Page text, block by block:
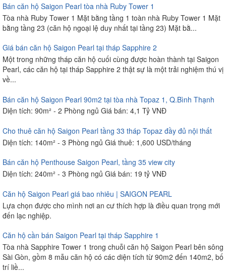
Bán căn hộ Saigon Pearl tòa nhà Ruby Tower 1
Tòa nhà Ruby Tower 1 Mặt bằng tầng 1 toàn nhà Ruby Tower 1 Mặt
bằng tầng 23 (căn hộ ngoại lệ duy nhất tại tầng 23) Mặt bằ...
Giá bán căn hộ Saigon Pearl tại tháp Sapphire 2
Một trong những tháp căn hộ cuối cùng được hoàn thành tại Saigon
Pearl, các căn hộ tại tháp Sapphire 2 thật sự là một trải nghiệm thú vị
về...
Bán căn hộ Saigon Pearl 90m2 tại tòa nhà Topaz 1, Q.Bình Thạnh
Diện tích: 90m² - 2 Phòng ngủ Giá bán: 4,1 Tỷ VNĐ
Cho thuê căn hộ Saigon Pearl tầng 33 tháp Topaz đầy đủ nội thất
Diện tích: 140m² - 3 Phòng ngủ Giá thuê: 1,600 USD/tháng
Bán căn hộ Penthouse Saigon Pearl, tầng 35 view city
Diện tích: 240m² - 3 Phòng ngủ Giá bán: 19 tỷ VNĐ
Căn hộ Saigon Pearl giá bao nhiêu | SAIGON PEARL
Lựa chọn được cho mình nơi an cư thích hợp là điều quan trọng mới
đến lạc nghiệp.
Căn hộ cần bán Saigon Pearl tại tháp Sapphire 1
Tòa nhà Sapphire Tower 1 trong chuỗi căn hộ Saigon Pearl bên sông
Sài Gòn, gồm 8 mẫu căn hộ có các diện tích từ 90m2 đến 140m2, bố
trí liề...